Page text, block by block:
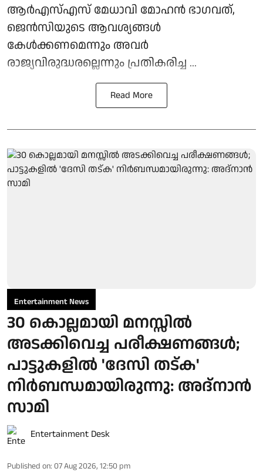
ആർഎസ്എസ് മേധാവി മോഹൻ ഭാഗവത്,
ജെൻസിയുടെ ആവശ്യങ്ങൾ
കേൾക്കണമെന്നും അവർ
രാജ്യവിരുദ്ധരല്ലെന്നും പ്രതികരിച്ച ...
Read More
Entertainment News
30 കൊല്ലമായി മനസ്സിൽ
അടക്കിവെച്ച പരീക്ഷണങ്ങൾ;
പാട്ടുകളിൽ 'ദേസി തട്ക'
നിർബന്ധമായിരുന്നു: അദ്നാൻ
സാമി
Entertainment Desk
Published on: 07 Aug 2026, 12:50 pm